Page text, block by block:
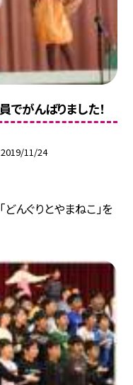
でがんばりました！
2019/11/24
んぐりとやまねこ」を